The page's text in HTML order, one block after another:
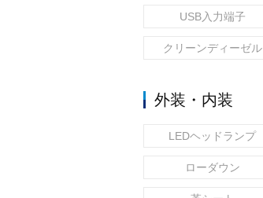
USB入力端子
クリーンディーゼル
外装・内装
LEDヘッドランプ
ローダウン